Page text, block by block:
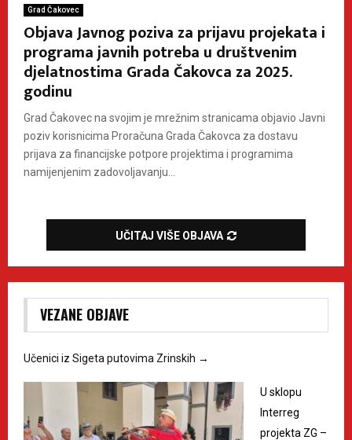
Grad Čakovec
Objava Javnog poziva za prijavu projekata i
programa javnih potreba u društvenim
djelatnostima Grada Čakovca za 2025.
godinu
Grad Čakovec na svojim je mrežnim stranicama objavio Javni
poziv korisnicima Proračuna Grada Čakovca za dostavu
prijava za financijske potpore projektima i programima
namijenjenim zadovoljavanju...
UČITAJ VIŠE OBJAVA
VEZANE OBJAVE
Učenici iz Sigeta putovima Zrinskih →
U sklopu
Interreg
projekta ZG –